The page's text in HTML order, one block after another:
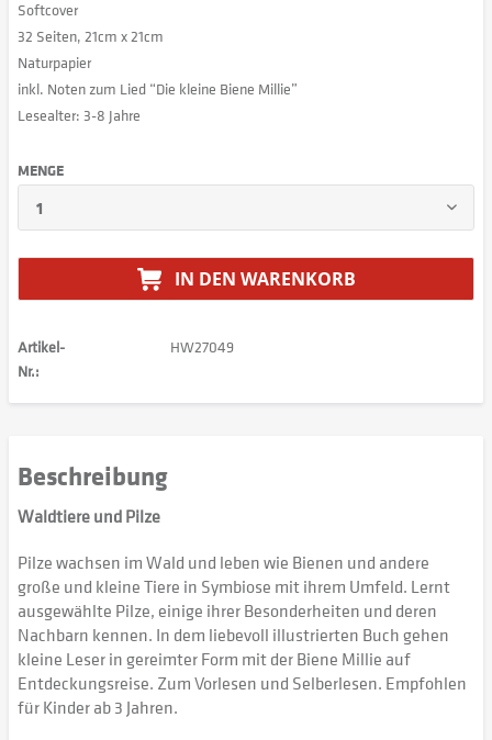
Softcover
32 Seiten, 21cm x 21cm
Naturpapier
inkl. Noten zum Lied “Die kleine Biene Millie”
Lesealter: 3-8 Jahre
MENGE
IN DEN WARENKORB
Artikel-
Nr.:
HW27049
Beschreibung
Waldtiere und Pilze
Pilze wachsen im Wald und leben wie Bienen und andere
große und kleine Tiere in Symbiose mit ihrem Umfeld. Lernt
ausgewählte Pilze, einige ihrer Besonderheiten und deren
Nachbarn kennen. In dem liebevoll illustrierten Buch gehen
kleine Leser in gereimter Form mit der Biene Millie auf
Entdeckungsreise. Zum Vorlesen und Selberlesen. Empfohlen
für Kinder ab 3 Jahren.